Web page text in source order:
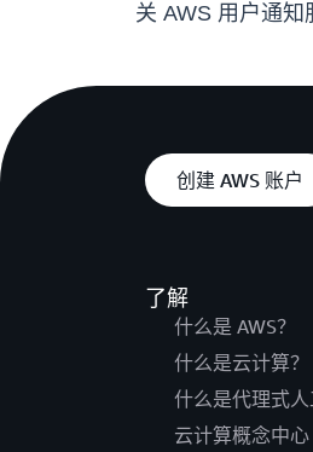
关 AWS 用户通知
创建 AWS 账户
了解
什么是 AWS？
什么是云计算？
什么是代理式人
云计算概念中心